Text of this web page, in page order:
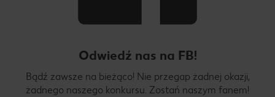
Odwiedź nas na FB!
Bądź zawsze na bieżąco! Nie przegap żadnej okazji,
żadnego naszego konkursu. Zostań naszym fanem!